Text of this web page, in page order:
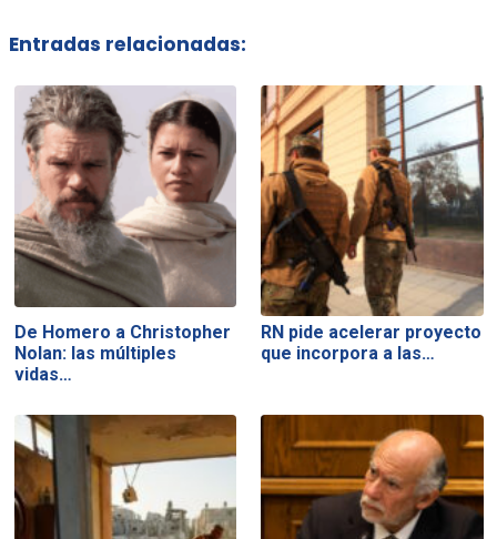
Entradas relacionadas:
De Homero a Christopher
Nolan: las múltiples
vidas…
RN pide acelerar proyecto
que incorpora a las…